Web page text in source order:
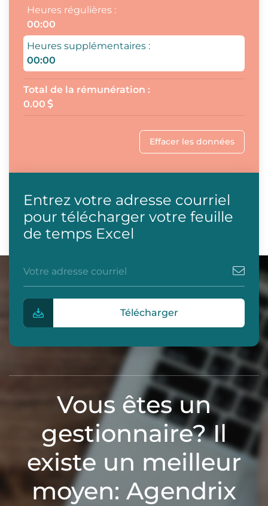
Entrez votre adresse courriel
pour télécharger votre feuille
de temps Excel
Télécharger
Heures régulières :
00:00
Heures supplémentaires :
00:00
Total de la rémunération :
0.00
Effacer les données
Vous êtes un
gestionnaire? Il
existe un meilleur
moyen: Agendrix